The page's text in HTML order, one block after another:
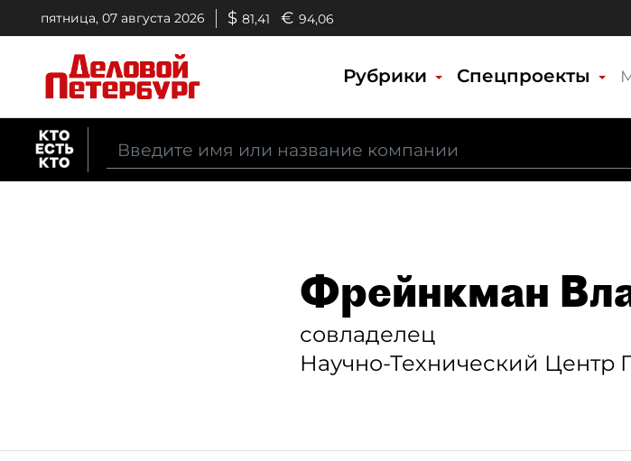
пятница, 07 августа 2026 $ 81,41 € 94,06
Рубрики Спецпроекты
Фрейнкман
совладелец
Научно-Технический